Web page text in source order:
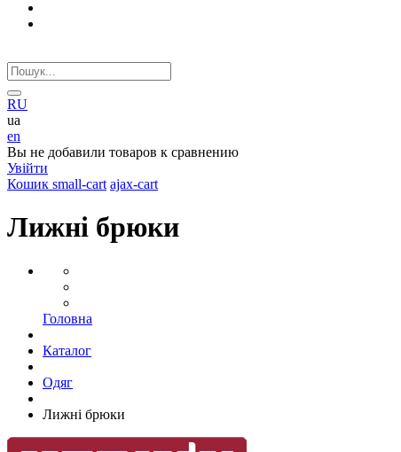
RU
ua
en
Вы не добавили товаров к сравнению
Увійти
Кошик small-cart ajax-cart
Лижні брюки
Головна
Каталог
Одяг
Лижні брюки